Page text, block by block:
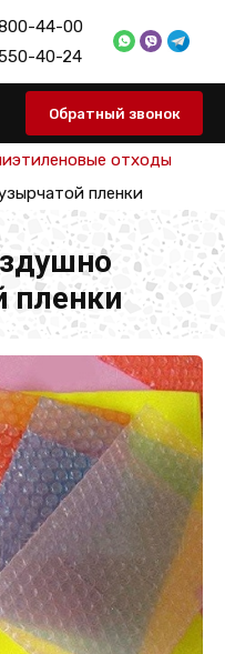
44-00
40-24
Обратный звонок
отходы
пленки
пленки